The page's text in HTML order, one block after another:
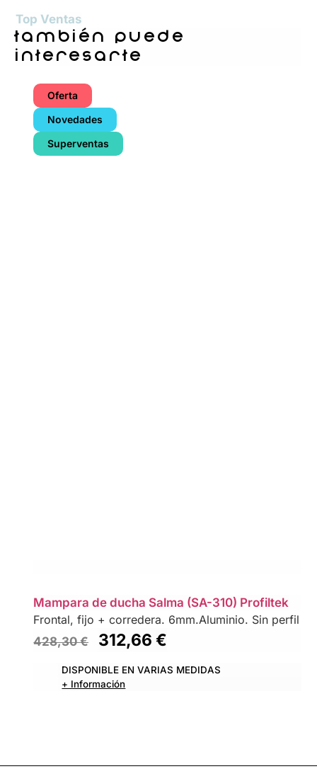
Top Ventas
también puede
interesarte
Oferta
Novedades
Superventas
Mampara de ducha Salma (SA-310) Profiltek
Frontal, fijo + corredera. 6mm.Aluminio. Sin perfil
428,30€ 312,66€
DISPONIBLE EN VARIAS MEDIDAS
+ Información